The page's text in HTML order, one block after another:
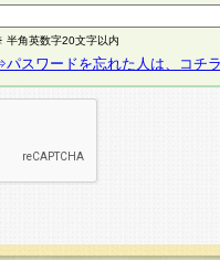
半角英数字20文字以内
スワードを忘れた人は、コチ